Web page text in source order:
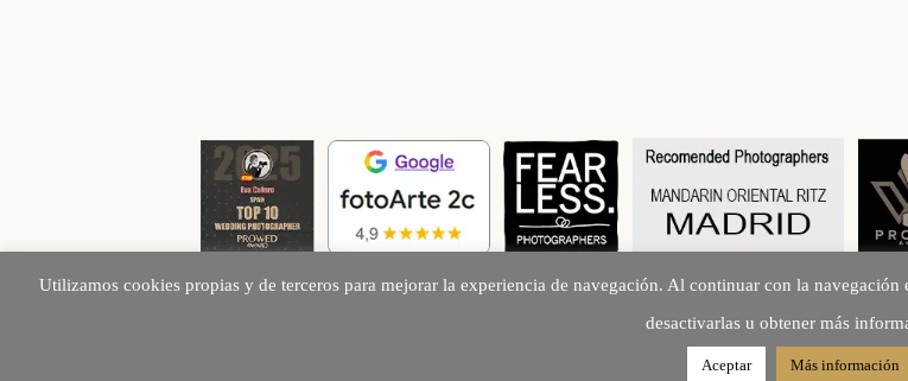
©2026 fotoarte 2c
Utilizamos cookies propias y de terceros para mejorar la experiencia de navegación. Al continuar con la
desactivarlas u obtener más
Aceptar Más información